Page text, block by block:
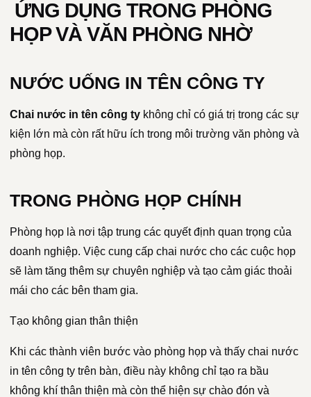
ỨNG DỤNG TRONG PHÒNG
HỌP VÀ VĂN PHÒNG NHỜ
NƯỚC UỐNG IN TÊN CÔNG TY
Chai nước in tên công ty không chỉ có giá trị trong các sự
kiện lớn mà còn rất hữu ích trong môi trường văn phòng và
phòng họp.
TRONG PHÒNG HỌP CHÍNH
Phòng họp là nơi tập trung các quyết định quan trọng của
doanh nghiệp. Việc cung cấp chai nước cho các cuộc họp
sẽ làm tăng thêm sự chuyên nghiệp và tạo cảm giác thoải
mái cho các bên tham gia.
Tạo không gian thân thiện
Khi các thành viên bước vào phòng họp và thấy chai nước
in tên công ty trên bàn, điều này không chỉ tạo ra bầu
không khí thân thiện mà còn thể hiện sự chào đón và